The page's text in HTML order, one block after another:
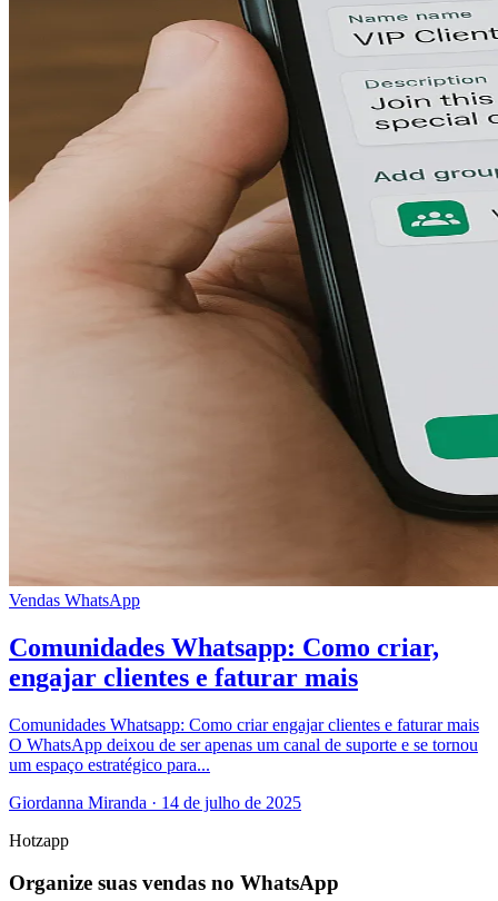
Vendas WhatsApp
Comunidades Whatsapp: Como criar,
engajar clientes e faturar mais
Comunidades Whatsapp: Como criar engajar clientes e faturar mais
O WhatsApp deixou de ser apenas um canal de suporte e se tornou
um espaço estratégico para...
Giordanna Miranda · 14 de julho de 2025
Hotzapp
Organize suas vendas no WhatsApp